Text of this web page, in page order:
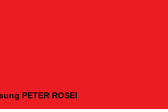
PETER ROSEI